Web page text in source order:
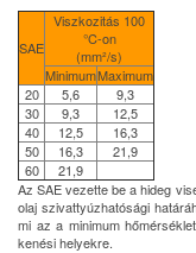
SAE
Viszkozitás 100
°C-on
(mm²/s)
MinimumMaximum
20
5,6
9,3
30
9,3
12,5
40
12,5
16,3
50
16,3
21,9
60
21,9
Az SAE vezette be a hideg
olaj szivattyúzhatósági
mi az a minimum
kenési helyekre.